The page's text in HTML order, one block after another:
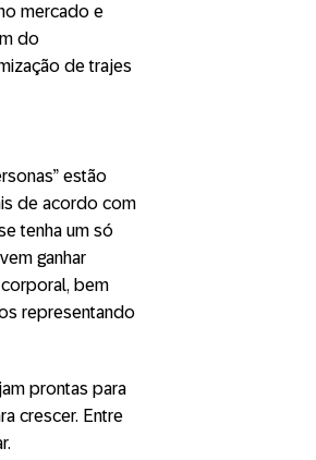
mercado e
do
de trajes
estão
de acordo com
tenha um só
ganhar
bem
representando
prontas para
crescer. Entre